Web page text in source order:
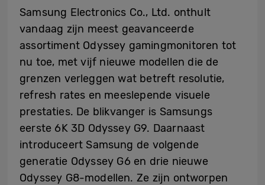
Samsung Electronics Co., Ltd. onthult
vandaag zijn meest geavanceerde
assortiment Odyssey gamingmonitoren tot
nu toe, met vijf nieuwe modellen die de
grenzen verleggen wat betreft resolutie,
refresh rates en meeslepende visuele
prestaties. De blikvanger is Samsungs
eerste 6K 3D Odyssey G9. Daarnaast
introduceert Samsung de volgende
generatie Odyssey G6 en drie nieuwe
Odyssey G8-modellen. Ze zijn ontworpen